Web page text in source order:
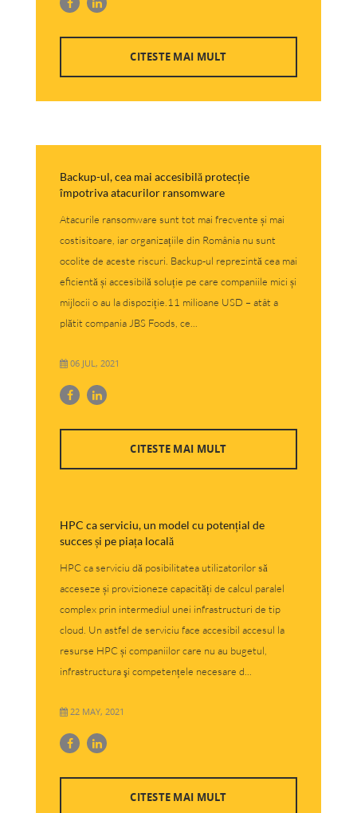
CITESTE MAI MULT
Backup-ul, cea mai accesibilă protecție
împotriva atacurilor ransomware
Atacurile ransomware sunt tot mai frecvente și mai
costisitoare, iar organizațiile din România nu sunt
ocolite de aceste riscuri. Backup-ul reprezintă cea mai
eficientă și accesibilă soluție pe care companiile mici și
mijlocii o au la dispoziție.11 milioane USD – atât a
plătit compania JBS Foods, ce...
06 JUL, 2021
CITESTE MAI MULT
HPC ca serviciu, un model cu potențial de
succes și pe piața locală
HPC ca serviciu dă posibilitatea utilizatorilor să
acceseze și provizioneze capacități de calcul paralel
complex prin intermediul unei infrastructuri de tip
cloud. Un astfel de serviciu face accesibil accesul la
resurse HPC și companiilor care nu au bugetul,
infrastructura şi competențele necesare d...
22 MAY, 2021
CITESTE MAI MULT